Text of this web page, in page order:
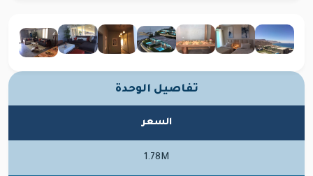
تفاصيل الوحدة
السعر
1.78M